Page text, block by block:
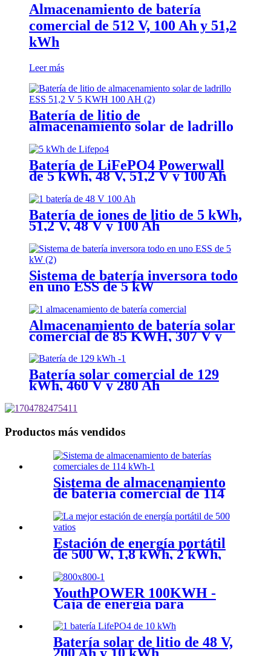
Almacenamiento de batería
comercial de 512 V, 100 Ah y 51,2
kWh
Leer más
Batería de litio de
almacenamiento solar de ladrillo
Batería de LiFePO4 Powerwall
de 5 kWh, 48 V, 51,2 V y 100 Ah
Batería de iones de litio de 5 kWh,
51,2 V, 48 V y 100 Ah
Sistema de batería inversora todo
en uno ESS de 5 kW
Almacenamiento de batería solar
comercial de 85 KWH, 307 V y
Batería solar comercial de 129
kWh, 460 V y 280 Ah
Productos más vendidos
Sistema de almacenamiento
de batería comercial de 114
Estación de energía portátil
de 500 W, 1,8 kWh, 2 kWh,
fuente de alimentación de
respaldo UPS
YouthPOWER 100KWH -
Caja de energía para
exteriores
Batería solar de litio de 48 V,